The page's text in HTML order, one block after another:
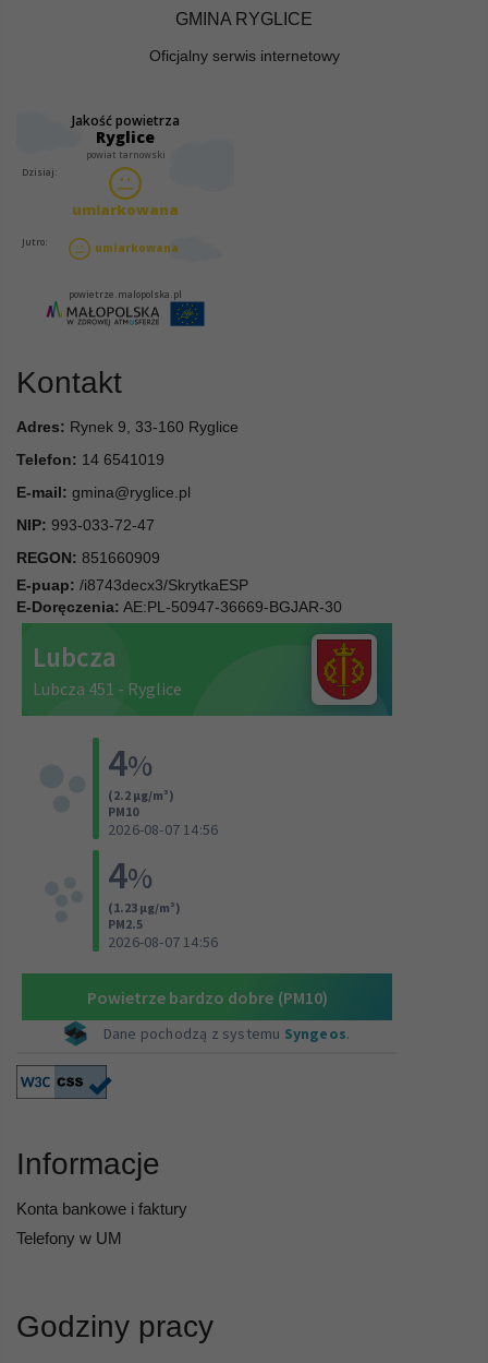
GMINA RYGLICE
Oficjalny serwis internetowy
Kontakt
Adres: Rynek 9, 33-160 Ryglice
Telefon: 14 6541019
E-mail: gmina@ryglice.pl
NIP: 993-033-72-47
REGON: 851660909
E-puap: /i8743decx3/SkrytkaESP
E-Doręczenia: AE:PL-50947-36669-BGJAR-30
Informacje
Konta bankowe i faktury
Telefony w UM
Godziny pracy